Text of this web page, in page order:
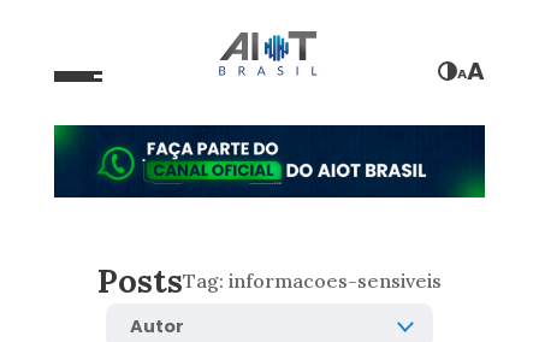
AA
PostsTag: informacoes-sensiveis